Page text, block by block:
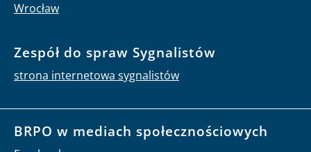
Wrocław
Zespół do spraw Sygnalistów
strona internetowa sygnalistów
BRPO w mediach społecznościowych